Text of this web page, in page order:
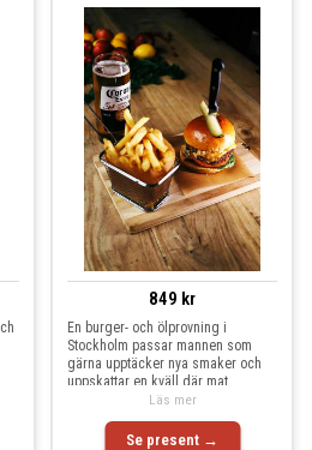
849 kr
En burger- och ölprovning i
Stockholm passar mannen som
gärna upptäcker nya smaker och
uppskattar en kväll där mat
Se present →
Läs mer